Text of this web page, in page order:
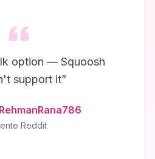
option — Squoosh
support it”
Reddit